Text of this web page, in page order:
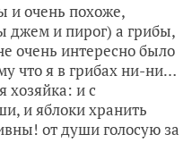
и очень похоже,
джем и пирог) а грибы,
очень интересно было
что я в грибах ни-ни…
хозяйка: и с
и яблоки хранить
от души голосую за